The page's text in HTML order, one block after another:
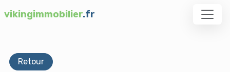
vikingimmobilier.fr
Retour